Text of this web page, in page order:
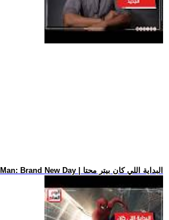
.. فيلم Spider-Man: Brand New Day | البداية اللي كان بيتر محتا